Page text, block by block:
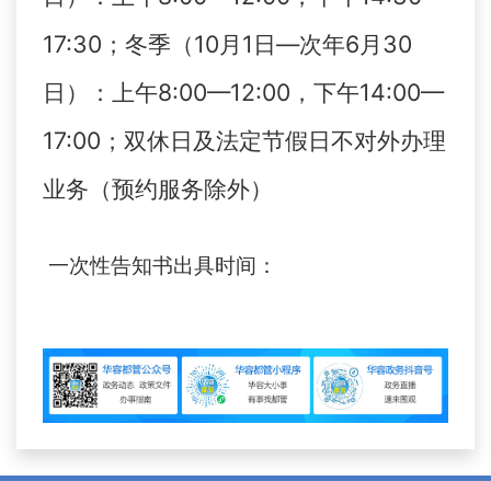
17:30；冬季（10月1日—次年6月30
日）：上午8:00—12:00，下午14:00—
17:00；双休日及法定节假日不对外办理
业务（预约服务除外）
一次性告知书出具时间：